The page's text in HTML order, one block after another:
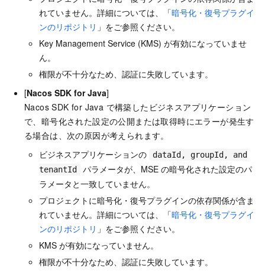
れていません。詳細については、「暗号化・復号プラグイ
ンのリポジトリ 」をご参照ください。
Key Management Service (KMS) が有効になっていませ
ん。
権限が不十分なため、認証に失敗しています。
[Nacos SDK for Java]
Nacos SDK for Java で構築したビジネスアプリケーション
で、暗号化された設定の公開または取得時にエラーが発生す
る場合は、次の原因が考えられます。
ビジネスアプリケーションの
dataId, groupId, and
tenantId
パラメータが、MSE の暗号化された設定のパ
ラメータと一致していません。
プロジェクトに暗号化・復号プラグインの依存関係が含ま
れていません。詳細については、「暗号化・復号プラグイ
ンのリポジトリ 」をご参照ください。
KMS が有効になっていません。
権限が不十分なため、認証に失敗しています。